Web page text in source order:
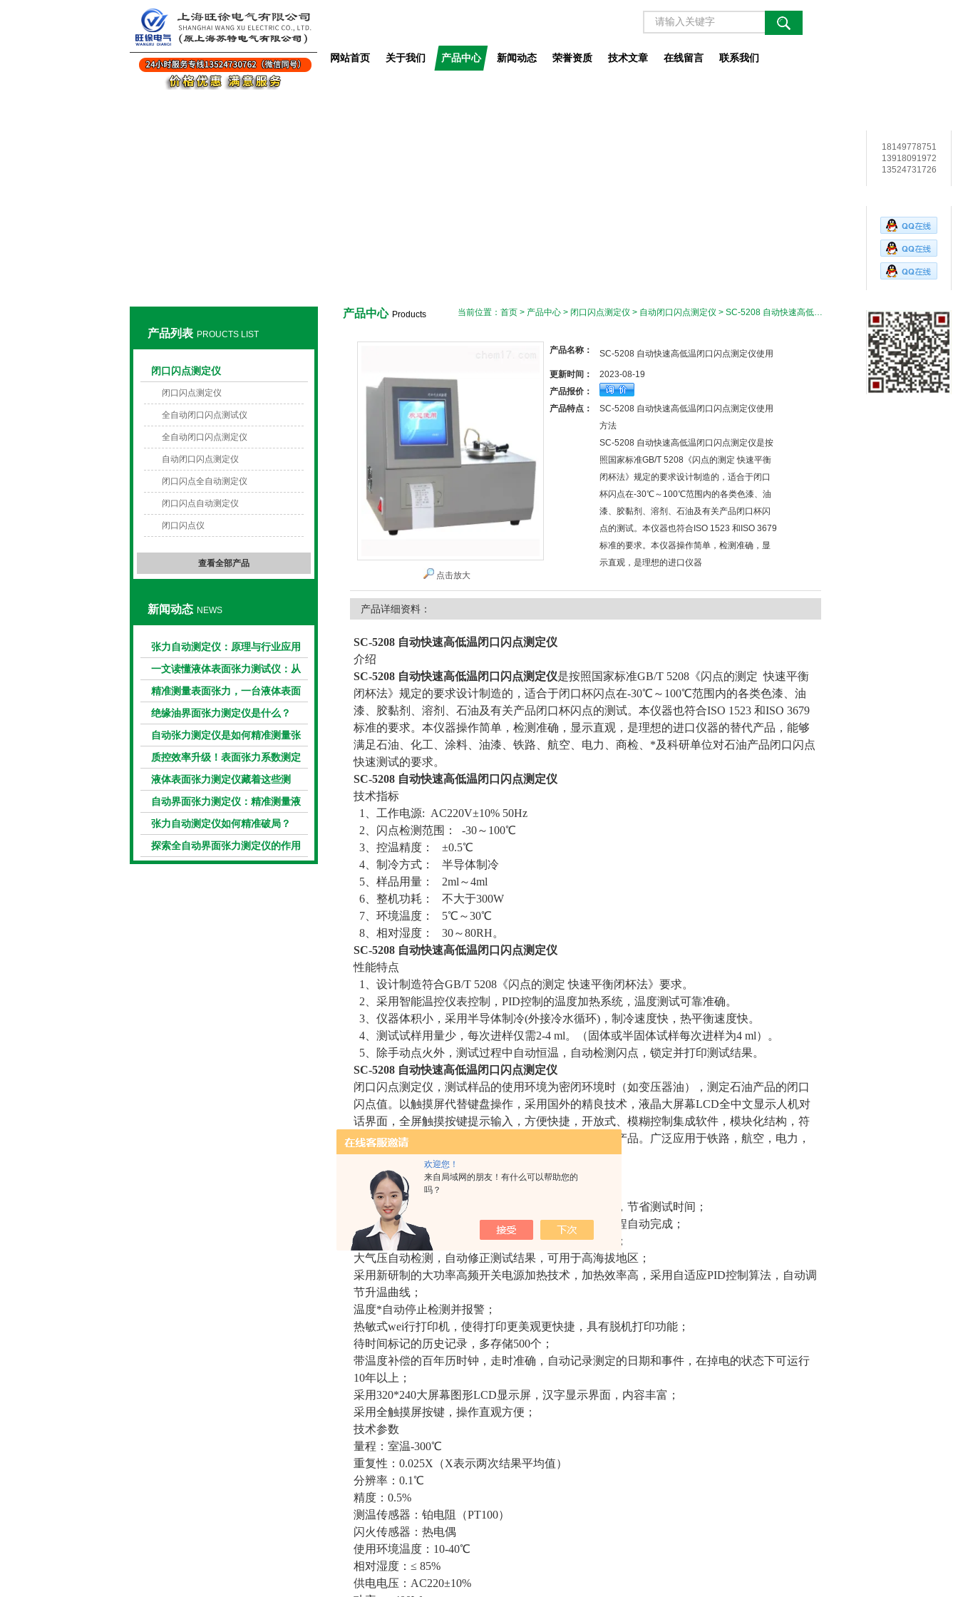
欢迎您！
来自局域网的朋友！有什么可以帮助您的
吗？
网站首页 关于我们 产品中心 新闻动态 荣誉资质 技术文章 在线留言 联系我们
产品列表 PROUCTS LIST
闭口闪点测定仪
闭口闪点测定仪
全自动闭口闪点测试仪
全自动闭口闪点测定仪
自动闭口闪点测定仪
闭口闪点全自动测定仪
闭口闪点自动测定仪
闭口闪点仪
查看全部产品
新闻动态 NEWS
张力自动测定仪：原理与行业应用
解析
一文读懂液体表面张力测试仪：从
原理到应用全掌握
精准测量表面张力，一台液体表面
张力系数测量仪就够了
绝缘油界面张力测定仪是什么？
自动张力测定仪是如何精准测量张
力的？
质控效率升级！表面张力系数测定
仪真香警告
液体表面张力测定仪藏着这些测
定“小窍门”
自动界面张力测定仪：精准测量液
体界面张力的关键设备
张力自动测定仪如何精准破局？
探索全自动界面张力测定仪的作用
产品中心 Products 当前位置： 首页 > 产品中心 > 闭口闪点测定仪 > 自动闭口闪点测定仪 > SC-5208 自动快速高低温闭口闪点测定仪使用
点击放大
产品名称： SC-5208 自动快速高低温闭口闪点测定仪使用
更新时间：
2023-08-19
产品报价：
产品特点：
SC-5208 自动快速高低温闭口闪点测定仪使用
方法
SC-5208 自动快速高低温闭口闪点测定仪是按
照国家标准GB/T 5208《闪点的测定 快速平衡
闭杯法》规定的要求设计制造的，适合于闭口
杯闪点在-30℃～100℃范围内的各类色漆、油
漆、胶黏剂、溶剂、石油及有关产品闭口杯闪
点的测试。本仪器也符合ISO 1523 和ISO 3679
标准的要求。本仪器操作简单，检测准确，显
示直观，是理想的进口仪器
产品详细资料：
SC-5208 自动快速高低温闭口闪点测定仪
介绍
SC-5208 自动快速高低温闭口闪点测定仪是按照国家标准GB/T 5208《闪点的测定 快速平衡
闭杯法》规定的要求设计制造的，适合于闭口杯闪点在-30℃～100℃范围内的各类色漆、油
漆、胶黏剂、溶剂、石油及有关产品闭口杯闪点的测试。本仪器也符合ISO 1523 和ISO 3679
标准的要求。本仪器操作简单，检测准确，显示直观，是理想的进口仪器的替代产品，能够
满足石油、化工、涂料、油漆、铁路、航空、电力、商检、*及科研单位对石油产品闭口闪点
快速测试的要求。
SC-5208 自动快速高低温闭口闪点测定仪
技术指标
1、工作电源: AC220V±10% 50Hz
2、闪点检测范围： -30～100℃
3、控温精度： ±0.5℃
4、制冷方式： 半导体制冷
5、样品用量： 2ml～4ml
6、整机功耗： 不大于300W
7、环境温度： 5℃～30℃
8、相对湿度： 30～80RH。
SC-5208 自动快速高低温闭口闪点测定仪
性能特点
1、设计制造符合GB/T 5208《闪点的测定 快速平衡闭杯法》要求。
2、采用智能温控仪表控制，PID控制的温度加热系统，温度测试可靠准确。
3、仪器体积小，采用半导体制冷(外接冷水循环)，制冷速度快，热平衡速度快。
4、测试试样用量少，每次进样仅需2-4 ml。（固体或半固体试样每次进样为4 ml）。
5、除手动点火外，测试过程中自动恒温，自动检测闪点，锁定并打印测试结果。
SC-5208 自动快速高低温闭口闪点测定仪
闭口闪点测定仪，测试样品的使用环境为密闭环境时（如变压器油），测定石油产品的闭口
闪点值。以触摸屏代替键盘操作，采用国外的精良技术，液晶大屏幕LCD全中文显示人机对
话界面，全屏触摸按键提示输入，方便快捷，开放式、模糊控制集成软件，模块化结构，符
合国标、美国、欧盟等标准。是理想的进口仪器替代产品。广泛应用于铁路，航空，电力，
石油行业及科研部门等。
特点
采用新型高速数字信号处理器，工作可靠精度高；
一台主机可同时控制多台测试炉进行多个样品的测试，节省测试时间；
检测、开盖、点火、报警、冷却、打印，整个实验过程自动完成；
气电两用点火方式，即铂合金电热丝、燃气点火方式；
大气压自动检测，自动修正测试结果，可用于高海拔地区；
采用新研制的大功率高频开关电源加热技术，加热效率高，采用自适应PID控制算法，自动调
节升温曲线；
温度*自动停止检测并报警；
热敏式wei行打印机，使得打印更美观更快捷，具有脱机打印功能；
待时间标记的历史记录，多存储500个；
带温度补偿的百年历时钟，走时准确，自动记录测定的日期和事件，在掉电的状态下可运行
10年以上；
采用320*240大屏幕图形LCD显示屏，汉字显示界面，内容丰富；
采用全触摸屏按键，操作直观方便；
技术参数
量程：室温-300℃
重复性：0.025X（X表示两次结果平均值）
分辨率：0.1℃
精度：0.5%
测温传感器：铂电阻（PT100）
闪火传感器：热电偶
使用环境温度：10-40℃
相对湿度：≤ 85%
供电电压：AC220±10%
18149778751
13918091972
13524731726